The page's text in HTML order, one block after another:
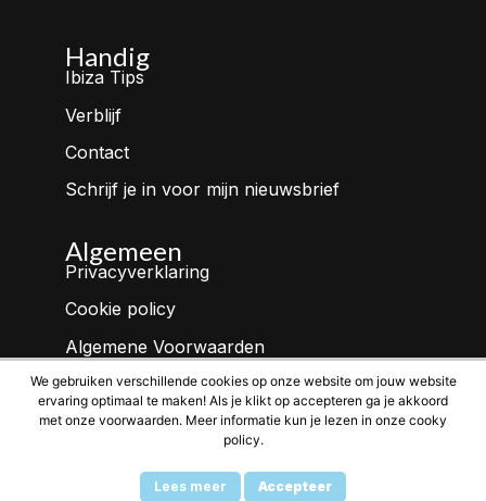
Handig
Ibiza Tips
Verblijf
Contact
Schrijf je in voor mijn nieuwsbrief
Algemeen
Privacyverklaring
Cookie policy
Algemene Voorwaarden
Bed and Breakfast Hartje Kloetinge
Copyright Ibiza Gevoel © 2026
We gebruiken verschillende cookies op onze website om jouw website
ervaring optimaal te maken! Als je klikt op accepteren ga je akkoord
met onze voorwaarden. Meer informatie kun je lezen in onze cooky
policy.
Lees meer Accepteer